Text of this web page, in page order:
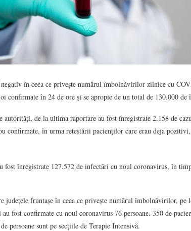
în ceea ce privește numărul îmbolnăvirilor zilnice cu
confirmate în 24 de ore și se apropie de un total de 130.000
de la ultima raportare au fost înregistrate 2.158 de
confirmate, în urma retestării pacienților care erau deja pozitivi,
fost înregistrate 127.572 de infectări cu noul coronavirus, în
județele fruntașe în ceea ce privește numărul îmbolnăvirilor,
fost confirmate cu noul coronavirus 76 persoane. 350 de
persoane sunt pe secțiile de Terapie Intensivă.